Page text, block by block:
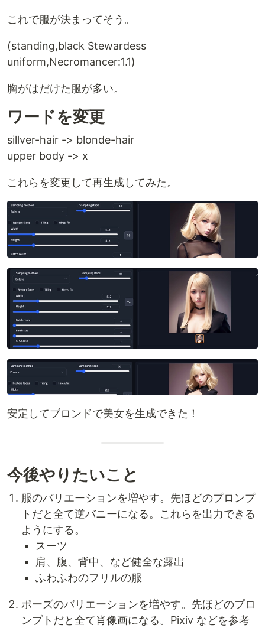
これで服が決まってそう。
(standing,black Stewardess
uniform,Necromancer:1.1)
胸がはだけた服が多い。
ワードを変更
sillver-hair -> blonde-hair
upper body -> x
これらを変更して再生成してみた。
安定してブロンドで美女を生成できた！
今後やりたいこと
服のバリエーションを増やす。先ほどのプロンプ
トだと全て逆バニーになる。これらを出力できる
ようにする。
スーツ
肩、腹、背中、など健全な露出
ふわふわのフリルの服
ポーズのバリエーションを増やす。先ほどのプロ
ンプトだと全て肖像画になる。Pixiv などを参考